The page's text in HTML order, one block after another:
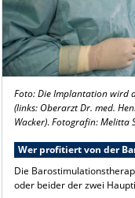
Foto: Die Implantation wird
(links: Oberarzt Dr. med.
Wacker).Fotografin: Melitta
Wer profitiert von der
Die
oder beider der zwei